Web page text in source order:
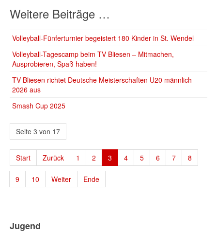
Weitere Beiträge …
Volleyball-Fünferturnier begeistert 180 Kinder in St. Wendel
Volleyball-Tagescamp beim TV Bliesen – Mitmachen,
Ausprobieren, Spaß haben!
TV Bliesen richtet Deutsche Meisterschaften U20 männlich
2026 aus
Smash Cup 2025
Seite 3 von 17
Start Zurück 1 2 3 4 5 6 7 8
9 10 Weiter Ende
Jugend